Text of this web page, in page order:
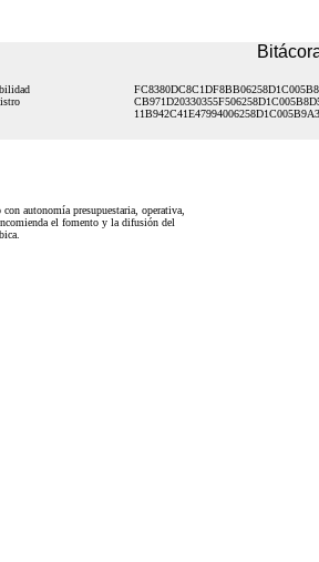
autonomía presupuestaria, operativa,
el fomento y la difusión del